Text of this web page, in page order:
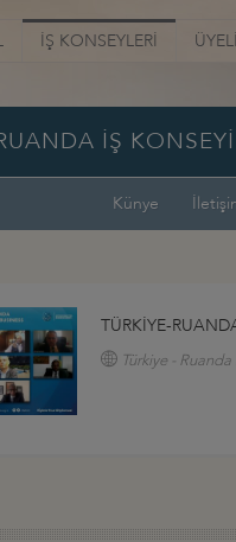
İŞ KONSEYLERİ
İŞ KONSEYİ
Künye
TÜRKİYE-
Türkiye -